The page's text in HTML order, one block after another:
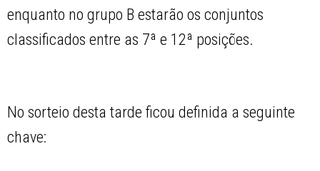
enquanto no grupo B estarão os conjuntos
classificados entre as 7ª e 12ª posições.
No sorteio desta tarde ficou definida a seguinte
chave: